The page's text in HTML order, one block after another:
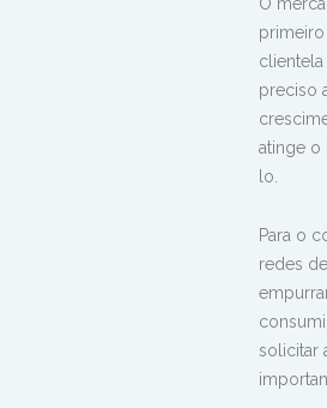
preciso
atinge o
lo.
Para o
redes
solicitar